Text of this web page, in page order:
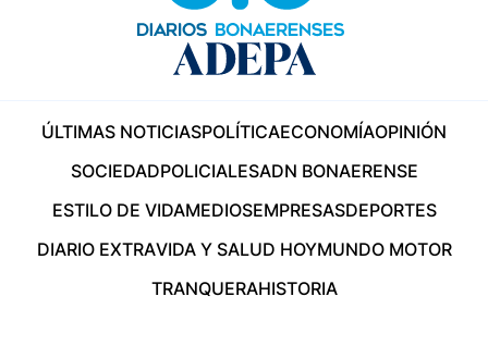
ÚLTIMAS NOTICIASPOLÍTICAECONOMÍAOPINIÓN
SOCIEDADPOLICIALESADN BONAERENSE
ESTILO DE VIDAMEDIOSEMPRESASDEPORTES
DIARIO EXTRAVIDA Y SALUD HOYMUNDO MOTOR
TRANQUERAHISTORIA